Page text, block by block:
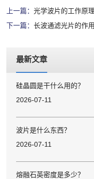
上一篇：光学波片的工作原理
下一篇：长波通滤光片的作
最新文章
硅晶圆是干什么用的？
2026-07-11
波片是什么东西？
2026-07-11
熔融石英密度是多少？